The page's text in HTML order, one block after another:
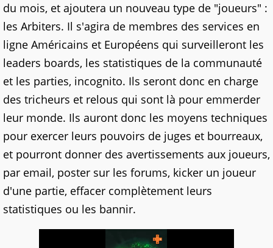
du mois, et ajoutera un nouveau type de "joueurs" :
les Arbiters. Il s'agira de membres des services en
ligne Américains et Européens qui surveilleront les
leaders boards, les statistiques de la communauté
et les parties, incognito. Ils seront donc en charge
des tricheurs et relous qui sont là pour emmerder
leur monde. Ils auront donc les moyens techniques
pour exercer leurs pouvoirs de juges et bourreaux,
et pourront donner des avertissements aux joueurs,
par email, poster sur les forums, kicker un joueur
d'une partie, effacer complètement leurs
statistiques ou les bannir.